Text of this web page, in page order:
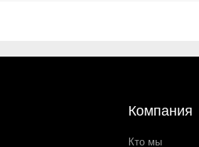
Компания
Кто мы